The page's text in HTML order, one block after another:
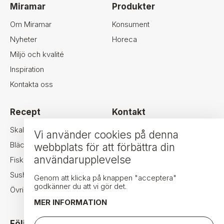
Miramar
Om Miramar
Nyheter
Miljö och kvalité
Inspiration
Kontakta oss
Produkter
Konsument
Horeca
Recept
Skaldjur
Bläckfisk
Fisk
Sushi
Övrigt
Kontakt
MIRAMAR SEAFOOD AB
NORRA LIDEN 2A
411 18 GÖTEBORG
TEL: +46-31-24 34 44
FAX: +46-31-24 34 70
Vi använder cookies på denna
webbplats för att förbättra din
användarupplevelse
Genom att klicka på knappen "acceptera"
godkänner du att vi gör det.
MER INFORMATION